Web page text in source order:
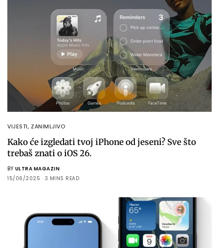
VIJESTI, ZANIMLJIVO
Kako će izgledati tvoj iPhone od jeseni? Sve što
trebaš znati o iOS 26.
BY ULTRA MAGAZIN
15/06/2025
3 MINS READ